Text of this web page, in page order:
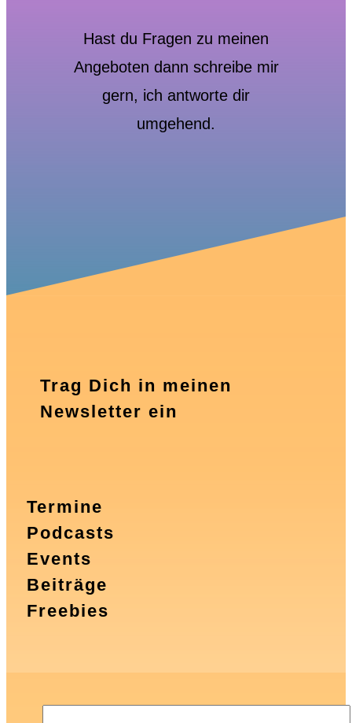
Hast du Fragen zu meinen
Angeboten dann schreibe mir
gern, ich antworte dir
umgehend.
Trag Dich in meinen
Newsletter ein
Termine
Podcasts
Events
Beiträge
Freebies